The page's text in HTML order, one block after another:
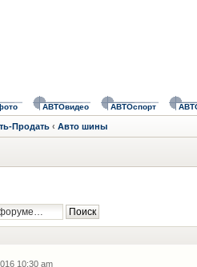
АВТОвидео АВТОспорт
Продать ‹ Авто шины
10:30 am